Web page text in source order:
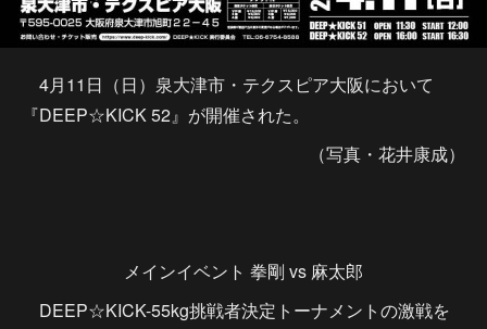
4月11日（日）泉大津市・テクスピア大阪において
『DEEP☆KICK 52』が開催された。
（写真・花井康成）
メインイベント 拳剛 vs 麻太郎
DEEP☆KICK-55kg挑戦者決定トーナメントの激戦を